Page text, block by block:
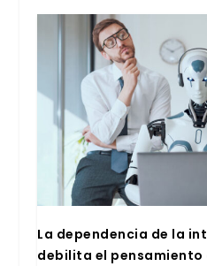
La depen­den­cia de la
debi­li­ta el